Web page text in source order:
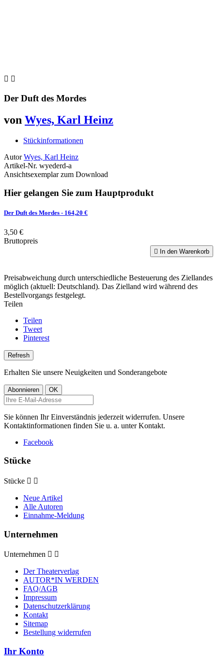
 
Der Duft des Mordes
von Wyes, Karl Heinz
Stückinformationen
Autor Wyes, Karl Heinz
Artikel-Nr. wyederd-a
Ansichtsexemplar zum Download
Hier gelangen Sie zum Hauptprodukt
Der Duft des Mordes - 164,20 €
3,50 €
Bruttopreis
 In den Warenkorb
Preisabweichung durch unterschiedliche Besteuerung des Ziellandes
möglich (aktuell: Deutschland). Das Zielland wird während des
Bestellvorgangs festgelegt.
Teilen
Teilen
Tweet
Pinterest
Erhalten Sie unsere Neuigkeiten und Sonderangebote
Sie können Ihr Einverständnis jederzeit widerrufen. Unsere
Kontaktinformationen finden Sie u. a. unter Kontakt.
Facebook
Stücke
Stücke  
Neue Artikel
Alle Autoren
Einnahme-Meldung
Unternehmen
Unternehmen  
Der Theaterverlag
AUTOR*IN WERDEN
FAQ/AGB
Impressum
Datenschutzerklärung
Kontakt
Sitemap
Bestellung widerrufen
Ihr Konto